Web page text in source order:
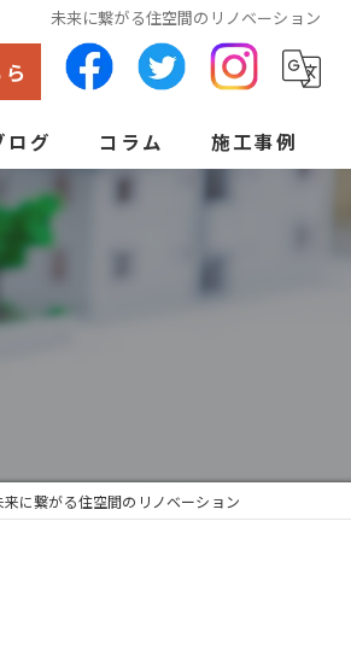
未来に繋がる住空間のリノベーション
ログ コラム 施工事例
来に繋がる住空間のリノベーション